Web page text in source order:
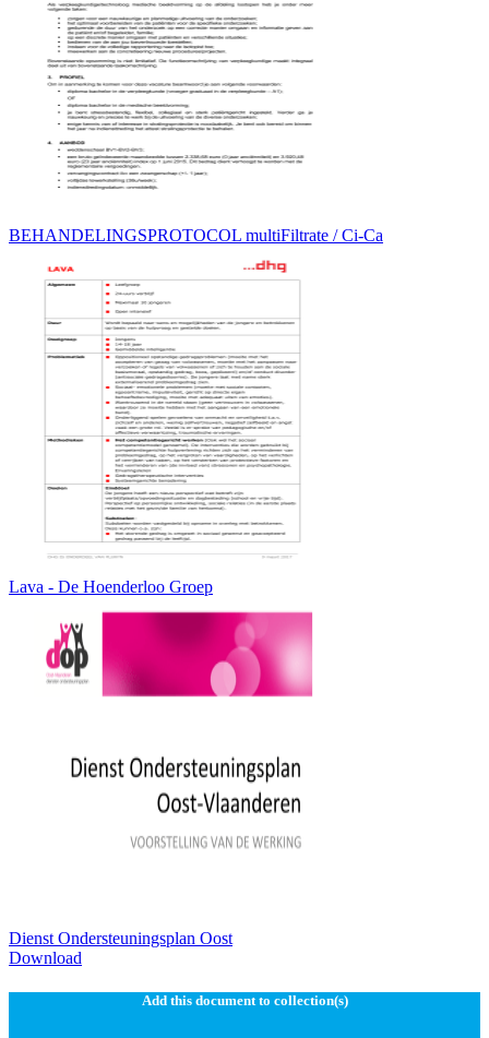
BEHANDELINGSPROTOCOL multiFiltrate / Ci-Ca
Lava - De Hoenderloo Groep
Dienst Ondersteuningsplan Oost
Download
Add this document to collection(s)